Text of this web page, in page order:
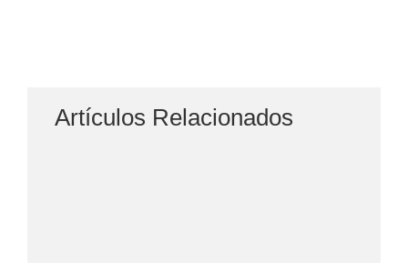
Artículos Relacionados